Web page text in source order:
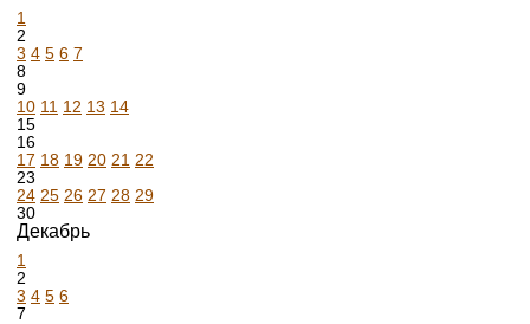
1
2
3 4 5 6 7
8
9
10 11 12 13 14
15
16
17 18 19 20 21 22
23
24 25 26 27 28 29
30
Декабрь
1
2
3 4 5 6
7